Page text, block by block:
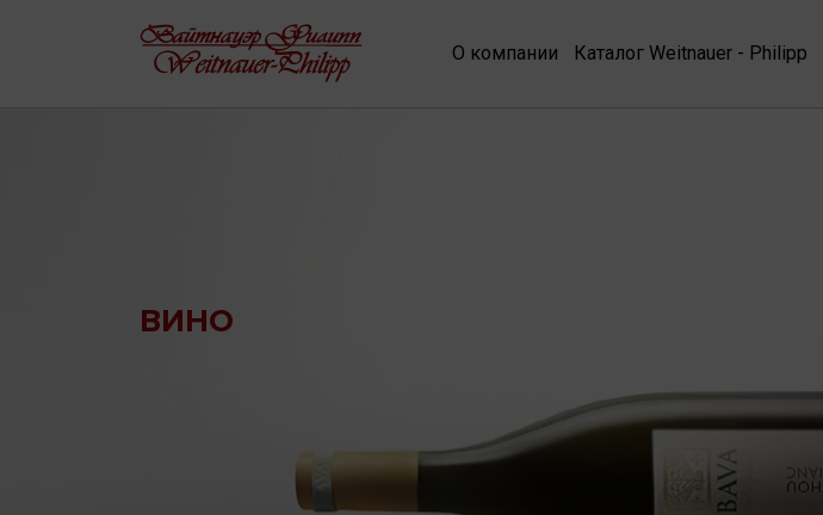
О компании Каталог Weitnauer - Philipp
ВИНО